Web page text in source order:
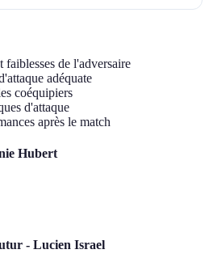
de l'adversaire
adéquate
coéquipiers
d'attaque
après le match
Hubert
- Lucien Israel